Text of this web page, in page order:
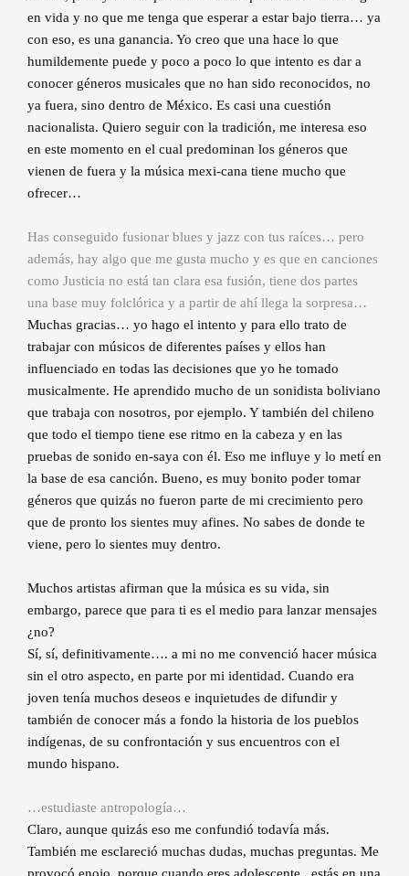
en vida y no que me tenga que esperar a estar bajo tierra… ya
con eso, es una ganancia. Yo creo que una hace lo que
humildemente puede y poco a poco lo que intento es dar a
conocer géneros musicales que no han sido reconocidos, no
ya fuera, sino dentro de México. Es casi una cuestión
nacionalista. Quiero seguir con la tradición, me interesa eso
en este momento en el cual predominan los géneros que
vienen de fuera y la música mexi-cana tiene mucho que
ofrecer…
Has conseguido fusionar blues y jazz con tus raíces… pero
además, hay algo que me gusta mucho y es que en canciones
como Justicia no está tan clara esa fusión, tiene dos partes
una base muy folclórica y a partir de ahí llega la sorpresa…
Muchas gracias… yo hago el intento y para ello trato de
trabajar con músicos de diferentes países y ellos han
influenciado en todas las decisiones que yo he tomado
musicalmente. He aprendido mucho de un sonidista boliviano
que trabaja con nosotros, por ejemplo. Y también del chileno
que todo el tiempo tiene ese ritmo en la cabeza y en las
pruebas de sonido en-saya con él. Eso me influye y lo metí en
la base de esa canción. Bueno, es muy bonito poder tomar
géneros que quizás no fueron parte de mi crecimiento pero
que de pronto los sientes muy afines. No sabes de donde te
viene, pero lo sientes muy dentro.
Muchos artistas afirman que la música es su vida, sin
embargo, parece que para ti es el medio para lanzar mensajes
¿no?
Sí, sí, definitivamente…. a mi no me convenció hacer música
sin el otro aspecto, en parte por mi identidad. Cuando era
joven tenía muchos deseos e inquietudes de difundir y
también de conocer más a fondo la historia de los pueblos
indígenas, de su confrontación y sus encuentros con el
mundo hispano.
…estudiaste antropología…
Claro, aunque quizás eso me confundió todavía más.
También me esclareció muchas dudas, muchas preguntas. Me